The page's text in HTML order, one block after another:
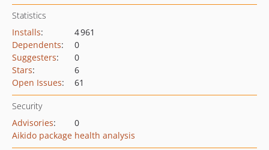
Statistics
Installs:
4 961
Dependents:
0
Suggesters:
0
Stars:
6
Open Issues: 61
Security
Advisories:
0
Aikido package health analysis